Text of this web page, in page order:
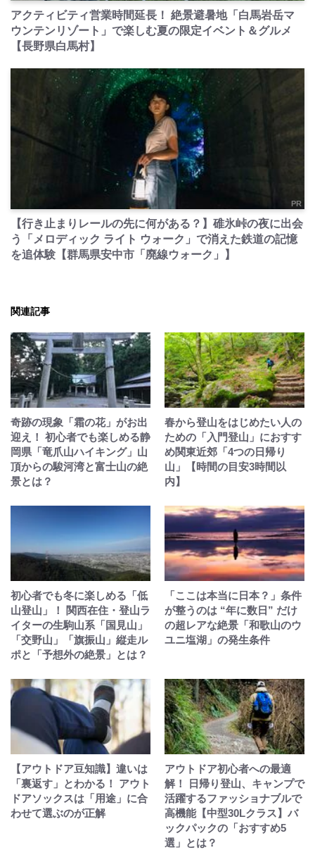
アクティビティ営業時間延長！ 絶景避暑地「白馬岩岳マ
ウンテンリゾート」で楽しむ夏の限定イベント＆グルメ
【長野県白馬村】
PR
【行き止まりレールの先に何がある？】碓氷峠の夜に出会
う「メロディック ライト ウォーク」で消えた鉄道の記憶
を追体験【群馬県安中市「廃線ウォーク」】
関連記事
奇跡の現象「霜の花」がお出
迎え！ 初心者でも楽しめる静
岡県「竜爪山ハイキング」山
頂からの駿河湾と富士山の絶
景とは？
春から登山をはじめたい人の
ための「入門登山」におすす
め関東近郊「4つの日帰り
山」【時間の目安3時間以
内】
初心者でも冬に楽しめる「低
山登山」！ 関西在住・登山ラ
イターの生駒山系「国見山」
「交野山」「旗振山」縦走ル
ポと「予想外の絶景」とは？
「ここは本当に日本？」条件
が整うのは “年に数日” だけ
の超レアな絶景「和歌山のウ
ユニ塩湖」の発生条件
【アウトドア豆知識】違いは
「裏返す」とわかる！ アウト
ドアソックスは「用途」に合
わせて選ぶのが正解
アウトドア初心者への最適
解！ 日帰り登山、キャンプで
活躍するファッショナブルで
高機能【中型30Lクラス】バ
ックパックの「おすすめ5
選」とは？